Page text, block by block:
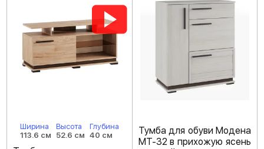
Ширина
113.6 см
Высота
52.6 см
Глубина
40 см
Тумба для обуви Модена
МТ-32 в прихожую ясень